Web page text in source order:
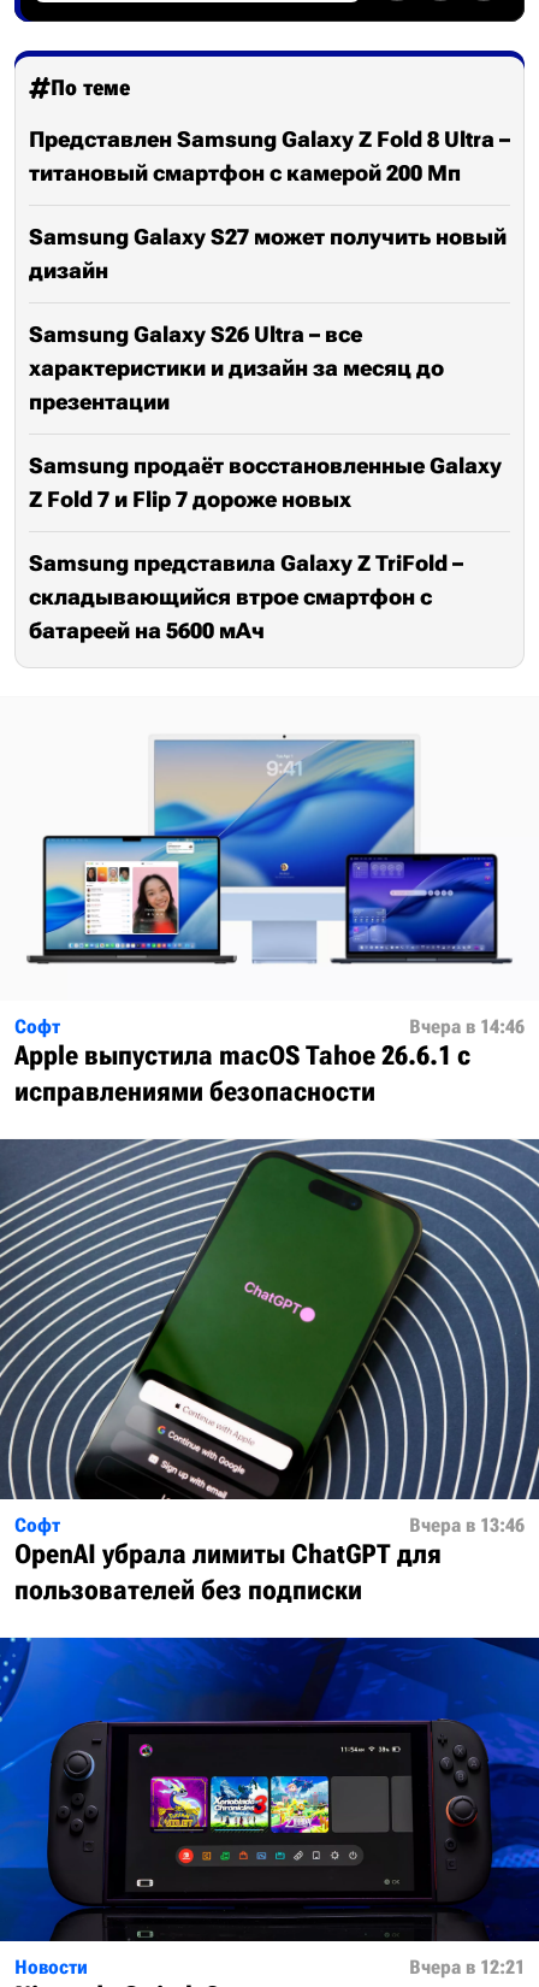
По теме
Представлен Samsung Galaxy Z Fold 8 Ultra –
титановый смартфон с камерой 200 Мп
Samsung Galaxy S27 может получить новый
дизайн
Samsung Galaxy S26 Ultra – все
характеристики и дизайн за месяц до
презентации
Samsung продаёт восстановленные Galaxy
Z Fold 7 и Flip 7 дороже новых
Samsung представила Galaxy Z TriFold –
складывающийся втрое смартфон с
батареей на 5600 мАч
Софт Вчера в 14:46
Apple выпустила macOS Tahoe 26.6.1 с
исправлениями безопасности
Софт Вчера в 13:46
OpenAI убрала лимиты ChatGPT для
пользователей без подписки
Новости Вчера в 12:21